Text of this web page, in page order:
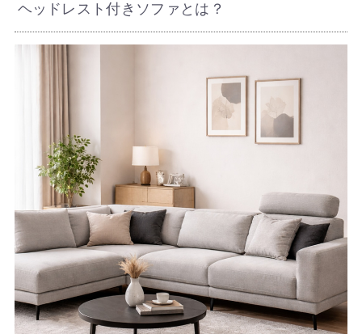
ヘッドレスト付きソファとは？